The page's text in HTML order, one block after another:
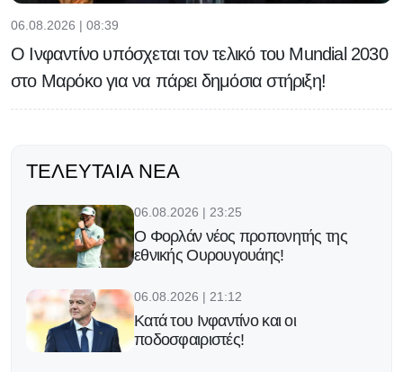
06.08.2026 | 08:39
Ο Ινφαντίνο υπόσχεται τον τελικό του Μundial 2030
στο Μαρόκο για να πάρει δημόσια στήριξη!
ΤΕΛΕΥΤΑΊΑ ΝΈΑ
06.08.2026 | 23:25
Ο Φορλάν νέος προπονητής της
εθνικής Ουρουγουάης!
06.08.2026 | 21:12
Κατά του Ινφαντίνο και οι
ποδοσφαιριστές!